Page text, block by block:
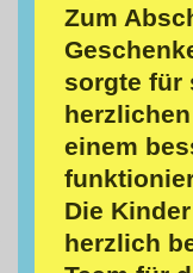
Zum
sorgte für
einem
Die
herzlich